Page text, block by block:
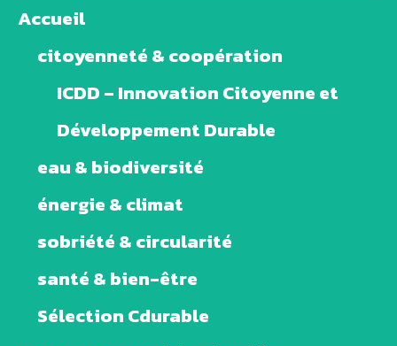
Accueil
citoyenneté & coopération
ICDD – Innovation Citoyenne et
Développement Durable
eau & biodiversité
énergie & climat
sobriété & circularité
santé & bien-être
Sélection Cdurable